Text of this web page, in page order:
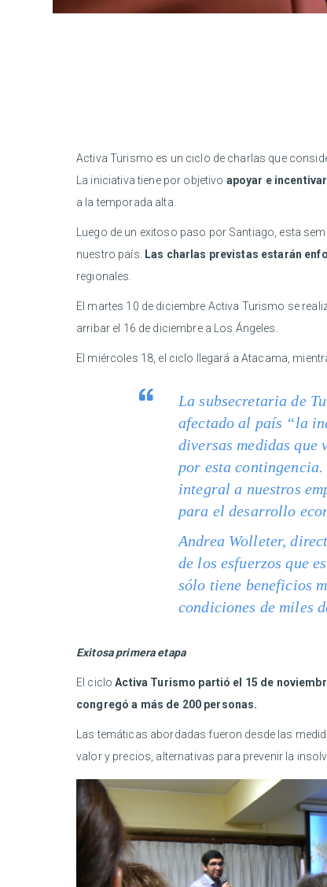
Activa Turismo es un ciclo de charlas que
La iniciativa tiene por objetivo apoyar e
a la temporada alta.
Luego de un exitoso paso por Santiago, esta
nuestro país.
Las charlas previstas estarán
regionales.
El martes 10 de diciembre Activa Turismo se
arribar el 16 de diciembre a Los Ángeles.
El miércoles 18, el ciclo llegará a Atacama,
La subsecretaria de
afectado al país “la
diversas medidas que
por esta
integral a nuestros
para el desarrollo
Andrea Wolleter,
de los esfuerzos que
sólo tiene beneficios
condiciones de miles
Exitosa primera etapa
El ciclo Activa Turismo partió el 15 de
congregó a más de 200 personas.
Las temáticas abordadas fueron desde las
valor y precios, alternativas para prevenir la